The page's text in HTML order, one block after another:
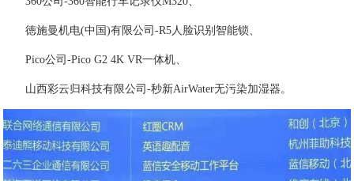
徳施曼机电(中国)有限公司-R5人脸识别智能锁、
Pico公司-Pico G2 4K VR一体机、
山西彩云归科技有限公司-秒新AirWater无污染加湿器。